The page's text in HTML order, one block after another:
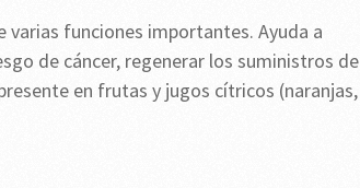
varias funciones importantes. Ayuda a
de cáncer, regenerar los suministros de
en frutas y jugos cítricos (naranjas,